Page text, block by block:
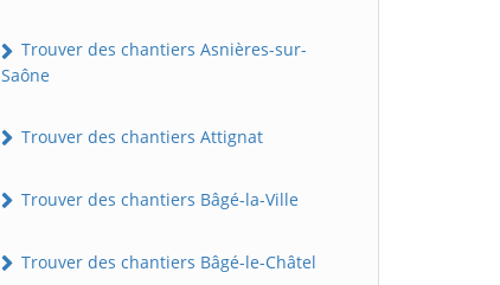
Trouver des chantiers Asnières-sur-
Saône
Trouver des chantiers Attignat
Trouver des chantiers Bâgé-la-Ville
Trouver des chantiers Bâgé-le-Châtel